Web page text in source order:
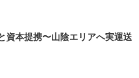
本提携〜山陰エリアへ実運送